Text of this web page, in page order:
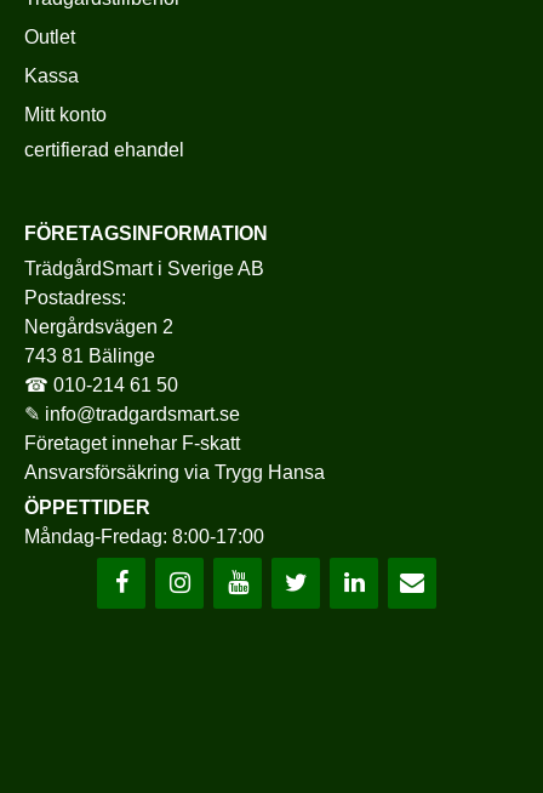
Outlet
Kassa
Mitt konto
certifierad ehandel
FÖRETAGSINFORMATION
TrädgårdSmart i Sverige AB
Postadress:
Nergårdsvägen 2
743 81 Bälinge
☎ 010-214 61 50
✎ info@tradgardsmart.se
Företaget innehar F-skatt
Ansvarsförsäkring via Trygg Hansa
ÖPPETTIDER
Måndag-Fredag: 8:00-17:00